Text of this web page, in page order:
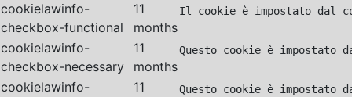
cookielawinfo-
checkbox-functional
11
months
Il cookie è impostato dal
cookielawinfo-
checkbox-necessary
11
months
Questo cookie è impostato
cookielawinfo-
11
Questo cookie è